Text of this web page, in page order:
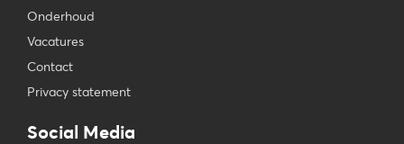
Onderhoud
Vacatures
Contact
Privacy statement
Social Media